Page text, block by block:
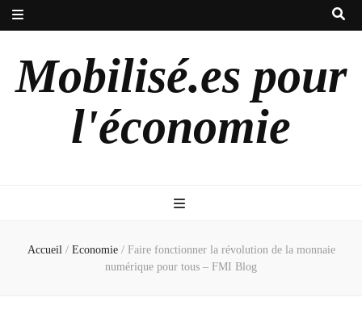
Mobilisé.es pour
l'économie
Accueil / Economie / Faire fonctionner la révolution de la monnaie
numérique pour tous – FMI Blog